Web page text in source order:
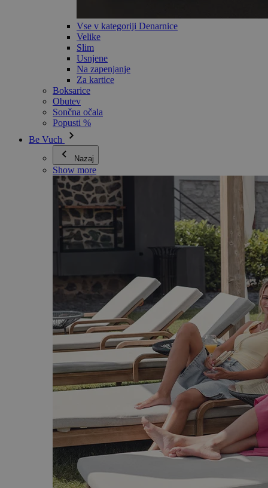
Vse v kategoriji Denarnice
Velike
Slim
Usnjene
Na zapenjanje
Za kartice
Boksarice
Obutev
Sončna očala
Popusti %
Be Vuch
Nazaj
Show more